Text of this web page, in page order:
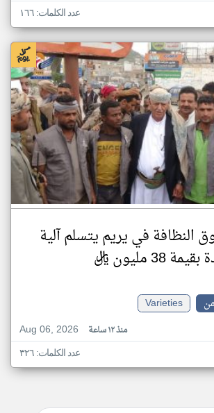
عدد الكلمات: ١٦٦
النظافة في يريم يتسلم آلية
38 مليون ريال
Varieties
Aug 06, 2026
منذ ١٢ ساعة
عدد الكلمات: ٣٢٦